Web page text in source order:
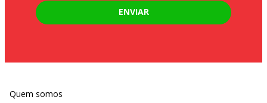
ENVIAR
Quem somos